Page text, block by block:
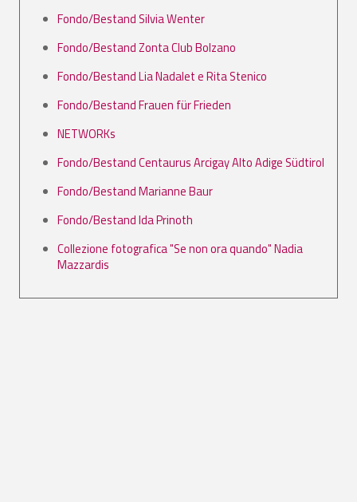
Fondo/Bestand Silvia Wenter
Fondo/Bestand Zonta Club Bolzano
Fondo/Bestand Lia Nadalet e Rita Stenico
Fondo/Bestand Frauen für Frieden
NETWORKs
Fondo/Bestand Centaurus Arcigay Alto Adige Südtirol
Fondo/Bestand Marianne Baur
Fondo/Bestand Ida Prinoth
Collezione fotografica "Se non ora quando" Nadia
Mazzardis